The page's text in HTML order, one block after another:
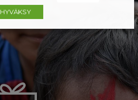
HYVÄKSY